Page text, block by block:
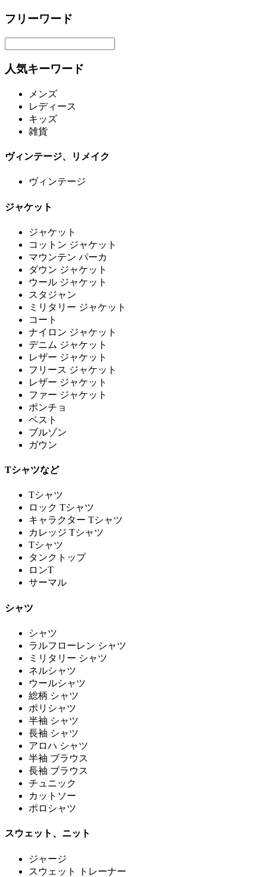
フリーワード
人気キーワード
メンズ
レディース
キッズ
雑貨
ヴィンテージ、リメイク
ヴィンテージ
ジャケット
ジャケット
コットン ジャケット
マウンテン パーカ
ダウン ジャケット
ウール ジャケット
スタジャン
ミリタリー ジャケット
コート
ナイロン ジャケット
デニム ジャケット
レザー ジャケット
フリース ジャケット
レザー ジャケット
ファー ジャケット
ポンチョ
ベスト
ブルゾン
ガウン
Tシャツなど
Tシャツ
ロック Tシャツ
キャラクター Tシャツ
カレッジ Tシャツ
Tシャツ
タンクトップ
ロンT
サーマル
シャツ
シャツ
ラルフローレン シャツ
ミリタリー シャツ
ネルシャツ
ウールシャツ
総柄 シャツ
ポリシャツ
半袖 シャツ
長袖 シャツ
アロハ シャツ
半袖 ブラウス
長袖 ブラウス
チュニック
カットソー
ポロシャツ
スウェット、ニット
ジャージ
スウェット トレーナー